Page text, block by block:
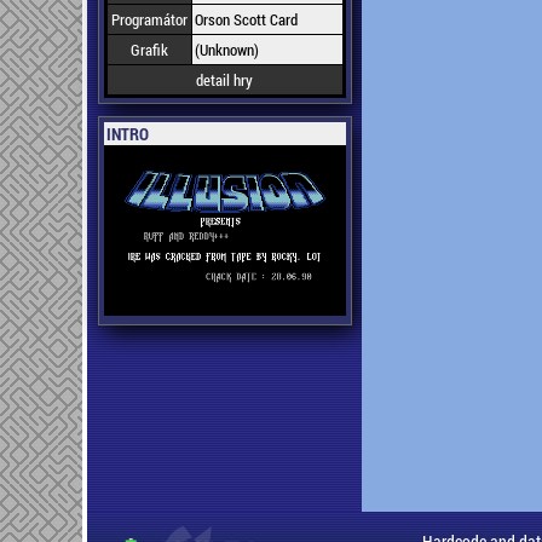
Programátor Orson Scott Card
Grafik
(Unknown)
detail hry
INTRO